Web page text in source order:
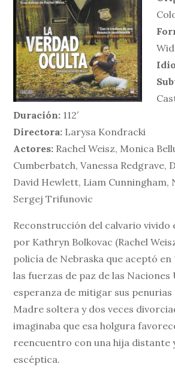
Duración: 112′
Directora: Larysa Kondracki
Actores: Rachel Weisz, Monica
Cumberbatch, Vanessa Redgrave,
David Hewlett, Liam Cunningham,
Sergej Trifunovic
Reconstrucción del calvario vivido
por Kathryn Bolkovac (Rachel
policía de Nebraska que aceptó en
las fuerzas de paz de las Naciones
esperanza de mitigar sus penurias
Madre soltera y dos veces
imaginaba que esa holgura
reencuentro con una hija distante
escéptica.